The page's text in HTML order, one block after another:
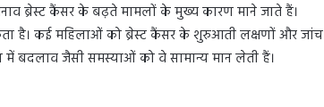
ब्रेस्ट कैंसर के बढ़ते मामलों के मुख्य कारण माने जाते हैं।
है। कई महिलाओं को ब्रेस्ट कैंसर के शुरुआती लक्षणों और जांच
में बदलाव जैसी समस्याओं को वे सामान्य मान लेती हैं।